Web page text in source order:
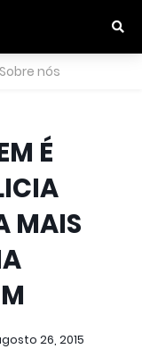
Sobre nós
É
MAIS
26, 2015